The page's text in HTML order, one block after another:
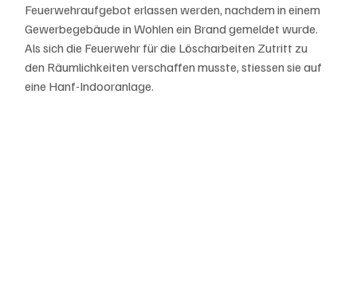
Feuerwehraufgebot erlassen werden, nachdem in einem
Gewerbegebäude in Wohlen ein Brand gemeldet wurde.
Als sich die Feuerwehr für die Löscharbeiten Zutritt zu
den Räumlichkeiten verschaffen musste, stiessen sie auf
eine Hanf-Indooranlage.